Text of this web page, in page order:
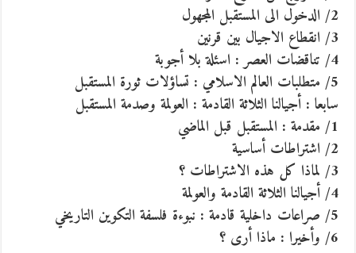
2/ الدخول الى المستقبل المجهول
3/ انقطاع الاجيال بين قرنين
4/ تناقضات العصر : اسئلة بلا أجوبة
5/ متطلبات العالم الاسلامي : تساؤلات ثورة المستقبل
سابعا : أجيالنا الثلاثة القادمة : العولمة وصدمة المستقبل
1/ مقدمة : المستقبل قبل الماضي
2/ اشتراطات أساسية
3/ لماذا كل هذه الاشتراطات ؟
4/ أجيالنا الثلاثة القادمة والعولمة
5/ صراعات داخلية قادمة : نبوءة فلسفة التكوين التاريخي
6/ وأخيرا : ماذا أرى ؟